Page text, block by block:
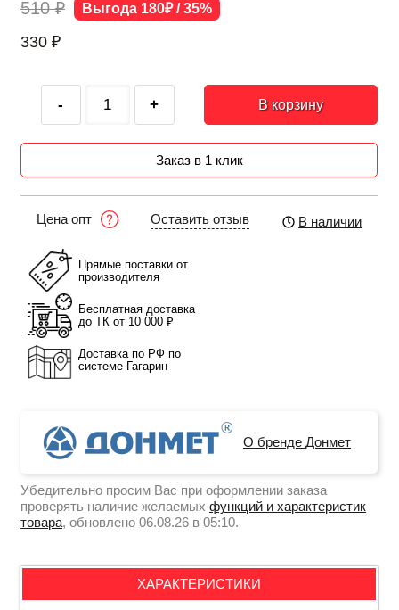
510 ₽ Выгода 180₽ / 35%
330 ₽
- + В корзину
Заказ в 1 клик
Цена опт Оставить отзыв В наличии
Прямые поставки от
производителя
Бесплатная доставка
до ТК от 10 000 ₽
Доставка по РФ по
системе Гагарин
О бренде Донмет
Убедительно просим Вас при оформлении заказа
проверять наличие желаемых функций и характеристик
товара, обновлено 06.08.26 в 05:10.
ХАРАКТЕРИСТИКИ